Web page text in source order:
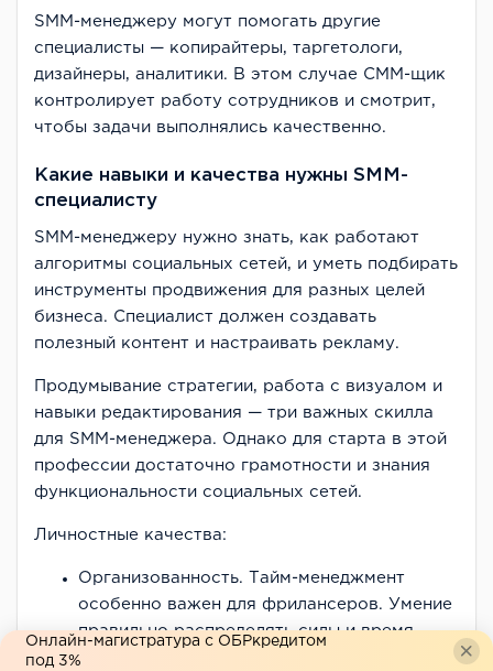
SMM-менеджеру могут помогать другие
специалисты — копирайтеры, таргетологи,
дизайнеры, аналитики. В этом случае СММ-щик
контролирует работу сотрудников и смотрит,
чтобы задачи выполнялись качественно.
Какие навыки и качества нужны SMM-
специалисту
SMM-менеджеру нужно знать, как работают
алгоритмы социальных сетей, и уметь подбирать
инструменты продвижения для разных целей
бизнеса. Специалист должен создавать
полезный контент и настраивать рекламу.
Продумывание стратегии, работа с визуалом и
навыки редактирования — три важных скилла
для SMM-менеджера. Однако для старта в этой
профессии достаточно грамотности и знания
функциональности социальных сетей.
Личностные качества:
Организованность. Тайм-менеджмент
особенно важен для фрилансеров. Умение
правильно распределять силы и время
поможет СММ-щику успеть к дедлайну.
Онлайн-магистратура с ОБРкредитом
под 3%